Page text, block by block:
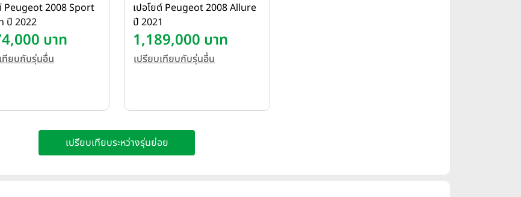
Peugeot 2008 Sport
ปี 2022
บาท
ทียบกับรุ่นอื่น
เปอโยต์ Peugeot 2008 Allure
ปี 2021
1,189,000 บาท
เปรียบเทียบกับรุ่นอื่น
เปรียบเทียบระหว่างรุ่นย่อย